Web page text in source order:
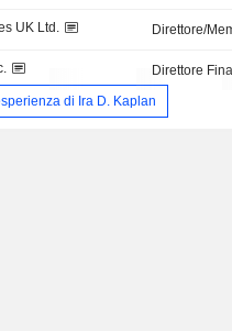
UK Ltd. Direttore/
Direttore
di Ira D. Kaplan